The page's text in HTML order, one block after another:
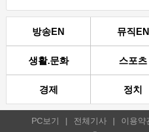
방송EN 뮤직EN
생활.문화 스포츠
경제 정치
PC보기 | 전체기사 | 이용약